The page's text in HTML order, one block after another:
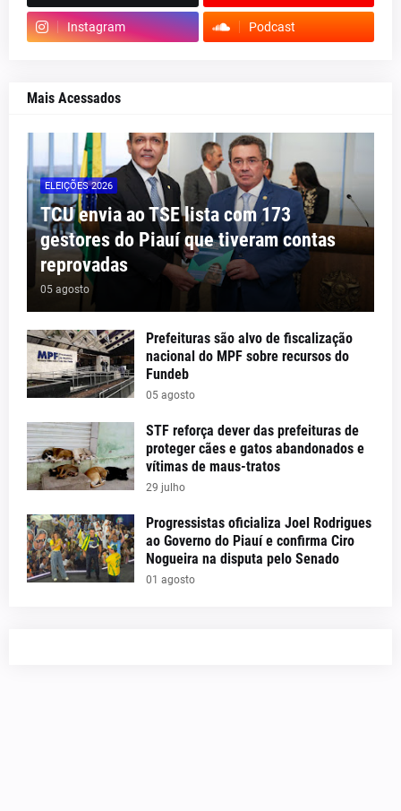
Instagram Podcast
Mais Acessados
ELEIÇÕES 2026
TCU envia ao TSE lista com 173
gestores do Piauí que tiveram contas
reprovadas
05 agosto
Prefeituras são alvo de fiscalização
nacional do MPF sobre recursos do
Fundeb
05 agosto
STF reforça dever das prefeituras de
proteger cães e gatos abandonados e
vítimas de maus-tratos
29 julho
Progressistas oficializa Joel Rodrigues
ao Governo do Piauí e confirma Ciro
Nogueira na disputa pelo Senado
01 agosto